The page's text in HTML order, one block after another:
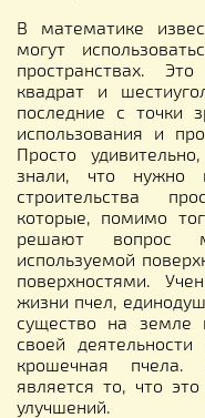
В математике
могут
пространствах.
квадрат и
последние с точки
использования и
Просто
знали, что нужно
строительства
которые, помимо
решают вопрос
используемой
поверхностями.
жизни пчел,
существо на земле
своей
крошечная пчела.
является то, что
улучшений.